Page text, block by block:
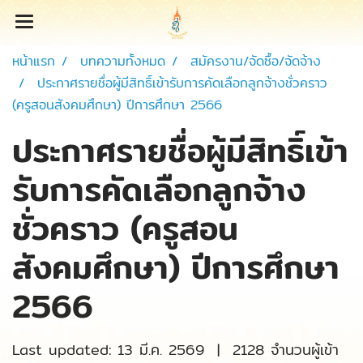
หน้าแรก บทความทั้งหมด
สมัครงาน/จัดซื้อ/จัดจ้าง
ประกาศรายชื่อผู้มีสิทธิ์เข้ารับการคัดเลือกลูกจ้างชั่วคราว
(ครูสอนสังคมศึกษา) ปีการศึกษา 2566
ประกาศรายชื่อผู้มีสิทธิ์เข้า
รับการคัดเลือกลูกจ้าง
ชั่วคราว (ครูสอน
สังคมศึกษา) ปีการศึกษา
2566
Last updated: 13 มี.ค. 2569 | 2128 จำนวนผู้เข้า